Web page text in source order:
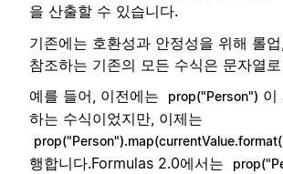
을 산출할 수 있습니다.
기존에는 호환성과 안정성을 위해 롤
참조하는 기존의 모든 수식은 문자열
예를 들어, 이전에는
prop("Person") 이
하는 수식이었지만, 이제는
행합니다.Formulas 2.0에서는